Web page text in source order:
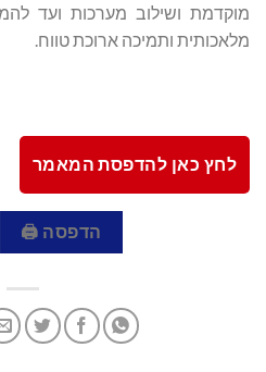
מוקדמת ושילוב מערכות ועד
מלאכותית ותמיכה ארוכת טווח.
לחץ כאן להדפסת המאמר
הדפסה 🖨